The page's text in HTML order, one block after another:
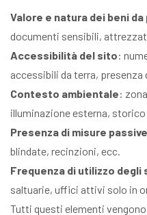
Valore e natura dei beni
documenti sensibili,
Accessibilità del sito:
accessibili da terra, presenza
Contesto ambientale:
illuminazione esterna,
Presenza di misure
blindate, recinzioni, ecc.
Frequenza di utilizzo degli
saltuarie, uffici attivi solo in
Tutti questi elementi